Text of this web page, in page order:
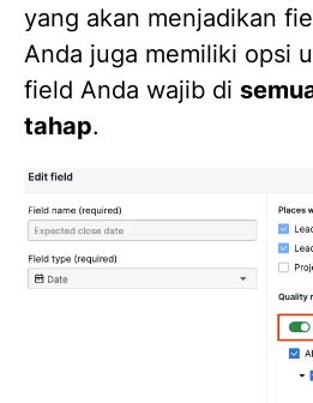
yang akan menjadikan
Anda juga memiliki opsi
field Anda wajib di
tahap.